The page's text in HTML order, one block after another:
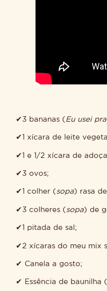
✔3 bananas ( Eu usei
✔1 xícara de leite
✔1 e 1/2 xícara de
✔3 ovos;
✔1 colher ( sopa) rasa
✔3 colheres ( sopa) de
✔1 pitada de sal;
✔2 xícaras do meu mix
✔ Canela a gosto;
✔ Essência de baunilha (